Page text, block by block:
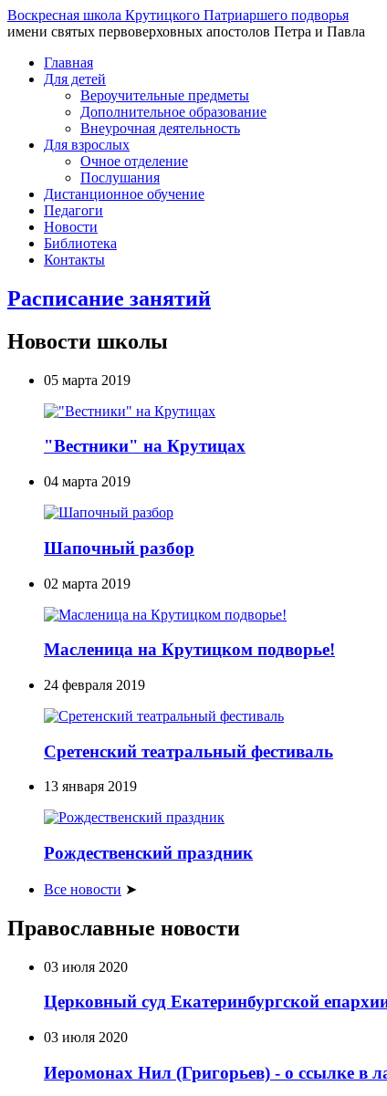
Воскресная школа Крутицкого Патриаршего подворья
имени святых первоверховных апостолов Петра и Павла
Главная
Для детей
Вероучительные предметы
Дополнительное образование
Внеурочная деятельность
Для взрослых
Очное отделение
Послушания
Дистанционное обучение
Педагоги
Новости
Библиотека
Контакты
Расписание занятий
Новости школы
05 марта 2019
"Вестники" на Крутицах
04 марта 2019
Шапочный разбор
02 марта 2019
Масленица на Крутицком подворье!
24 февраля 2019
Сретенский театральный фестиваль
13 января 2019
Рождественский праздник
Все новости ➤
Православные новости
03 июля 2020
Церковный суд Екатеринбургской
03 июля 2020
Иеромонах Нил (Григорьев) - о ссылке в